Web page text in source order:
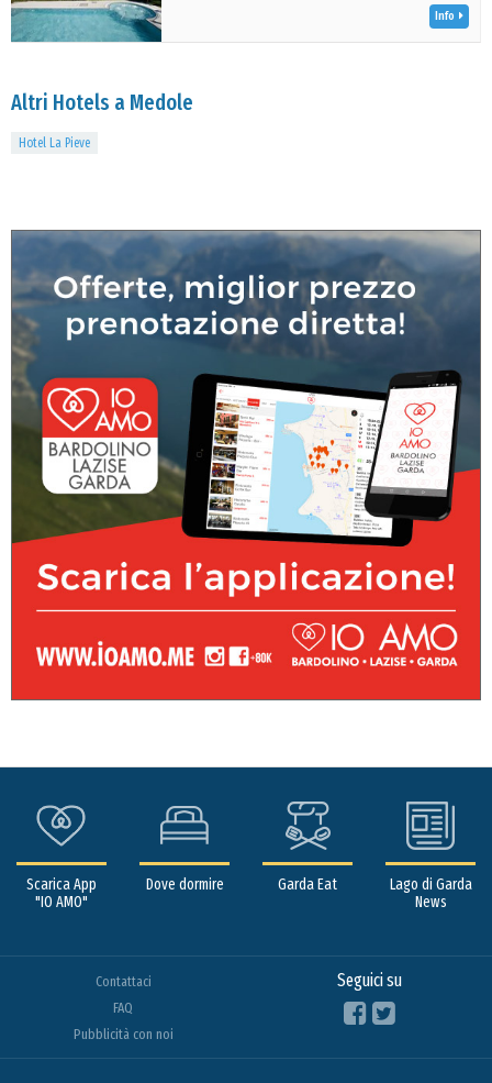
Info
Altri Hotels a Medole
Hotel La Pieve
Scarica App
"IO AMO"
Dove dormire Garda Eat
Lago di Garda
News
Contattaci
FAQ
Pubblicità con noi
Seguici su